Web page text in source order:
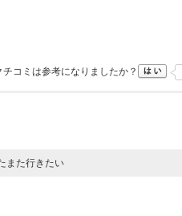
チコミは参考になりましたか？
また行きたい